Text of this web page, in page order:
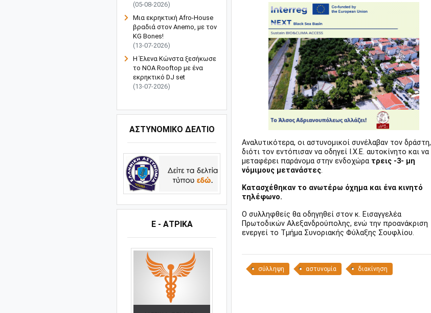
(05-08-2026)
Μια εκρηκτική Afro-House
βραδιά στον Anemo, με τον
KG Bones!
(13-07-2026)
Η Έλενα Κώνστα ξεσήκωσε
το NOA Rooftop με ένα
εκρηκτικό DJ set
(13-07-2026)
ΑΣΤΥΝΟΜΙΚΟ ΔΕΛΤΙΟ
Ε - ΑΤΡΙΚΑ
Αναλυτικότερα, οι αστυνομικοί συνέλαβαν τον δράστη,
διότι τον εντόπισαν να οδηγεί Ι.Χ.Ε. αυτοκίνητο και να
μεταφέρει παράνομα στην ενδοχώρα τρεις -3- μη
νόμιμους μετανάστες.
Κατασχέθηκαν το ανωτέρω όχημα και ένα κινητό
τηλέφωνο.
Ο συλληφθείς θα οδηγηθεί στον κ. Εισαγγελέα
Πρωτοδικών Αλεξανδρούπολης, ενώ την προανάκριση
ενεργεί το Τμήμα Συνοριακής Φύλαξης Σουφλίου.
σύλληψη αστυνομία διακίνηση